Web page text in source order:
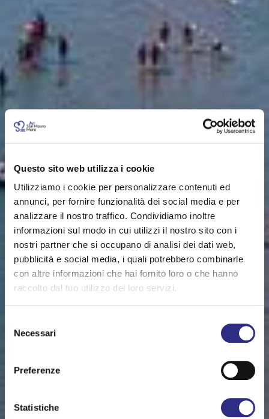
Questo sito web utilizza i cookie
Utilizziamo i cookie per personalizzare contenuti ed
annunci, per fornire funzionalità dei social media e per
analizzare il nostro traffico. Condividiamo inoltre
informazioni sul modo in cui utilizzi il nostro sito con i
nostri partner che si occupano di analisi dei dati web,
pubblicità e social media, i quali potrebbero combinarle
con altre informazioni che hai fornito loro o che hanno
raccolto dal tuo utilizzo dei loro servizi.
delNecessari
Preferenze
Statistiche